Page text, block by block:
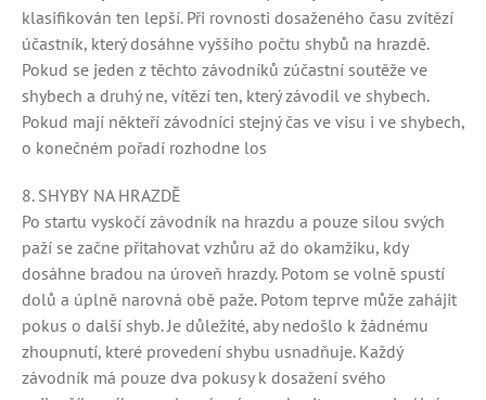
klasifikován ten lepší. Při rovnosti dosaženého času zvítězí
účastník, který dosáhne vyššího počtu shybů na hrazdě.
Pokud se jeden z těchto závodníků zúčastní soutěže ve
shybech a druhý ne, vítězí ten, který závodil ve shybech.
Pokud mají někteří závodníci stejný čas ve visu i ve shybech,
o konečném pořadí rozhodne los
8. SHYBY NA HRAZDĚ
Po startu vyskočí závodník na hrazdu a pouze silou svých
paží se začne přitahovat vzhůru až do okamžiku, kdy
dosáhne bradou na úroveň hrazdy. Potom se volně spustí
dolů a úplně narovná obě paže. Potom teprve může zahájit
pokus o další shyb. Je důležité, aby nedošlo k žádnému
zhoupnutí, které provedení shybu usnadňuje. Každý
závodník má pouze dva pokusy k dosažení svého